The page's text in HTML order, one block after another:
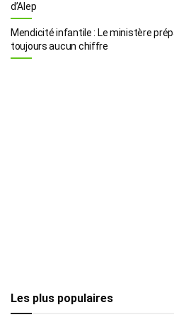
d’Alep
Mendicité infantile : Le ministère
toujours aucun chiffre
Les plus populaires